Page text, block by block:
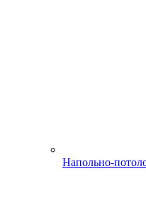
Напольно-